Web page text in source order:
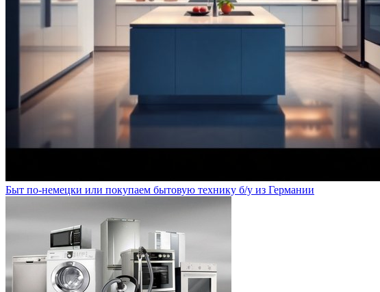
Быт по-немецки или покупаем бытовую технику б/у из Германии